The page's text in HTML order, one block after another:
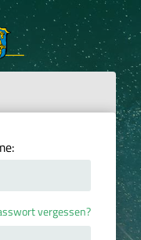
vergessen?